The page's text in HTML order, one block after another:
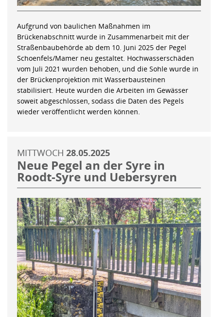
Aufgrund von baulichen Maßnahmen im
Brückenabschnitt wurde in Zusammenarbeit mit der
Straßenbaubehörde ab dem 10. Juni 2025 der Pegel
Schoenfels/Mamer neu gestaltet. Hochwasserschäden
vom Juli 2021 wurden behoben, und die Sohle wurde in
der Brückenprojektion mit Wasserbausteinen
stabilisiert. Heute wurden die Arbeiten im Gewässer
soweit abgeschlossen, sodass die Daten des Pegels
wieder veröffentlicht werden können.
MITTWOCH 28.05.2025
Neue Pegel an der Syre in
Roodt-Syre und Uebersyren